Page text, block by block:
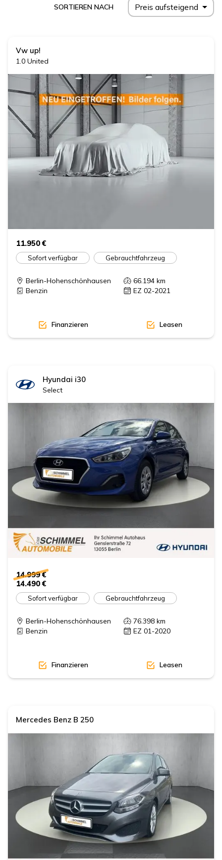
SORTIEREN NACH Preis aufsteigend
Vw up!
1.0 United
11.950 €
Sofort verfügbar Gebrauchtfahrzeug
Berlin-Hohenschönhausen 66.194 km
Benzin
EZ 02-2021
Finanzieren Leasen
Hyundai i30
Select
14.999 €
14.490 €
Sofort verfügbar Gebrauchtfahrzeug
Berlin-Hohenschönhausen 76.398 km
Benzin
EZ 01-2020
Finanzieren Leasen
Mercedes Benz B 250